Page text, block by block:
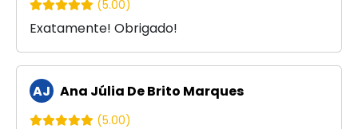
(5.00)
Exatamente! Obrigado!
AJ Ana Júlia De Brito Marques
(5.00)